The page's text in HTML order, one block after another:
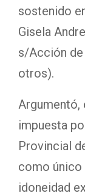
sostenido
Gisela
s/Acción
otros).
Argumentó,
impuesta
Provincial
como
idoneidad